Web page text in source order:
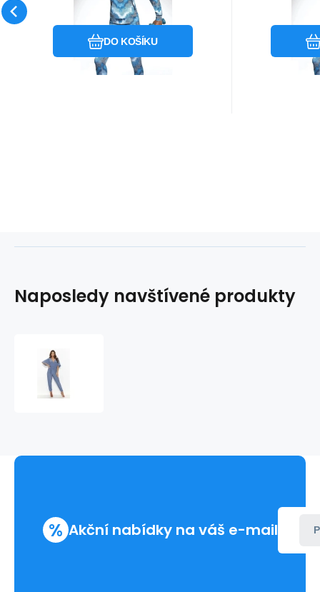
DO KOŠÍKU
Oblíbený
Porovnat
Naposledy navštívené produkty
% Akční nabídky na váš e-mail